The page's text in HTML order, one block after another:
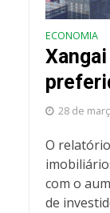
ECONOMIA
28 de
O
com o
de